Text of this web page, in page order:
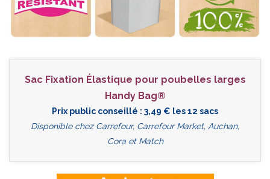
Sac Fixation Élastique pour poubelles larges
Handy Bag®
Prix public conseillé : 3,49 € les 12 sacs
Disponible chez Carrefour, Carrefour Market, Auchan,
Cora et Match